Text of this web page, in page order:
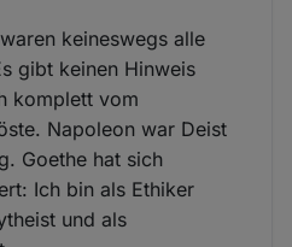
keineswegs alle
gibt keinen Hinweis
komplett vom
Napoleon war Deist
Goethe hat sich
Ich bin als Ethiker
und als